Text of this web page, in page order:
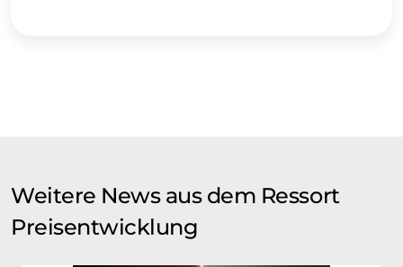
Weitere News aus dem Ressort
Preisentwicklung